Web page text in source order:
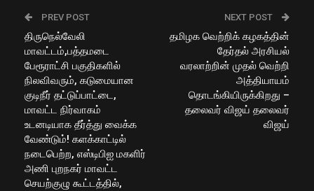
PREV POST
திருநெல்வேலி
மாவட்டம்,பத்தமடை
பேரூராட்சி பகுதிகளில்
நிலவிவரும், கடுமையான
குடிநீர் தட்டுப்பாட்டை,
மாவட்ட நிர்வாகம்
உடனடியாக தீர்த்து வைக்க
வேண்டும்! களக்காட்டில்
நடைபெற்ற, எஸ்டிபிஐ மகளிர்
அணி புறநகர் மாவட்ட
செயற்குழு கூட்டத்தில்,
NEXT POST
தமிழக வெற்றிக் கழகத்தின்
தேர்தல் அரசியல்
வரலாற்றின் முதல் வெற்றி
அத்தியாயம்
தொடங்கியிருக்கிறது –
தலைவர் விஜய் தலைவர்
விஜய்